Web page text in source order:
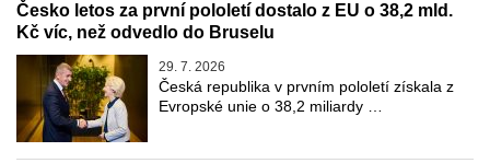
Česko letos za první pololetí dostalo z EU o 38,2 mld.
Kč víc, než odvedlo do Bruselu
29. 7. 2026
Česká republika v prvním pololetí získala z
Evropské unie o 38,2 miliardy …